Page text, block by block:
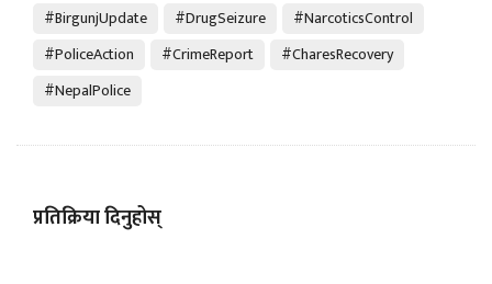
#BirgunjUpdate
#DrugSeizure
#NarcoticsControl
#PoliceAction
#CrimeReport
#CharesRecovery
#NepalPolice
प्रतिक्रिया दिनुहोस्